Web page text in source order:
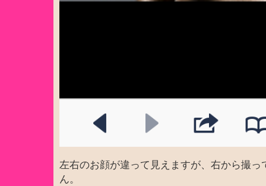
左右のお顔が違って見えますが、右から撮
ん。